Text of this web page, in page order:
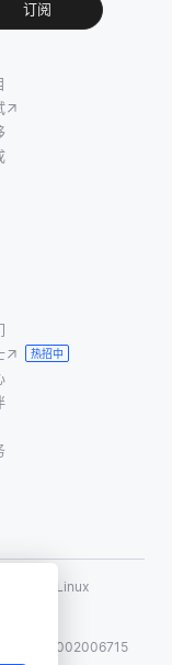
订阅
热招中
名称为 Linux
权利
备31011002006715